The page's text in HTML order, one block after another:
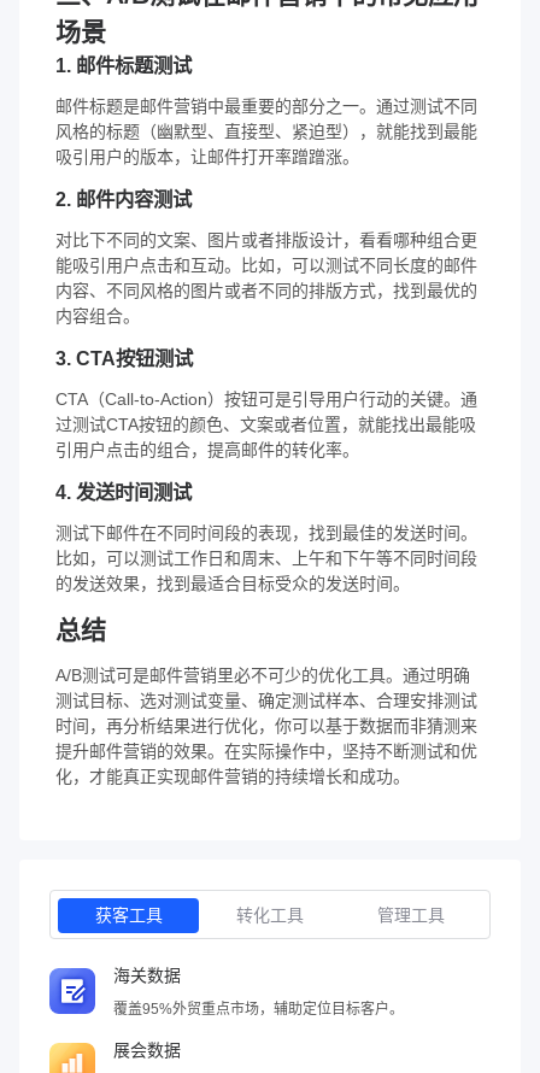
场景
1. 邮件标题测试
邮件标题是邮件营销中最重要的部分之一。通过测试不同
风格的标题（幽默型、直接型、紧迫型），就能找到最能
吸引用户的版本，让邮件打开率蹭蹭涨。
2. 邮件内容测试
对比下不同的文案、图片或者排版设计，看看哪种组合更
能吸引用户点击和互动。比如，可以测试不同长度的邮件
内容、不同风格的图片或者不同的排版方式，找到最优的
内容组合。
3. CTA按钮测试
CTA（Call-to-Action）按钮可是引导用户行动的关键。通
过测试CTA按钮的颜色、文案或者位置，就能找出最能吸
引用户点击的组合，提高邮件的转化率。
4. 发送时间测试
测试下邮件在不同时间段的表现，找到最佳的发送时间。
比如，可以测试工作日和周末、上午和下午等不同时间段
的发送效果，找到最适合目标受众的发送时间。
总结
A/B测试可是邮件营销里必不可少的优化工具。通过明确
测试目标、选对测试变量、确定测试样本、合理安排测试
时间，再分析结果进行优化，你可以基于数据而非猜测来
提升邮件营销的效果。在实际操作中，坚持不断测试和优
化，才能真正实现邮件营销的持续增长和成功。
获客工具 转化工具 管理工具
海关数据
覆盖95%外贸重点市场，辅助定位目标客户。
展会数据